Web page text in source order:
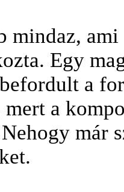
mindaz,
Egy
a
a
már